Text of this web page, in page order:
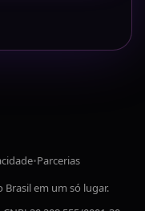
•Parcerias
em um só lugar.